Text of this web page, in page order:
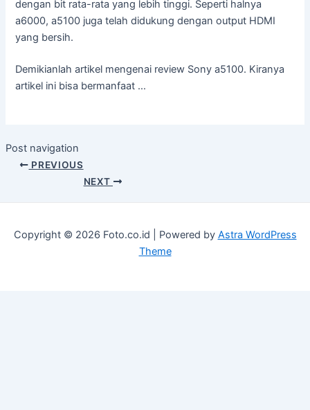
dengan bit rata-rata yang lebih tinggi. Seperti halnya
a6000, a5100 juga telah didukung dengan output HDMI
yang bersih.
Demikianlah artikel mengenai review Sony a5100. Kiranya
artikel ini bisa bermanfaat …
Post navigation
PREVIOUS
NEXT
Copyright © 2026 Foto.co.id | Powered by Astra WordPress
Theme